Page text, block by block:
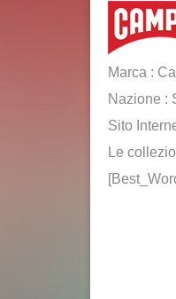
Marca :
Nazione :
Sito
Le